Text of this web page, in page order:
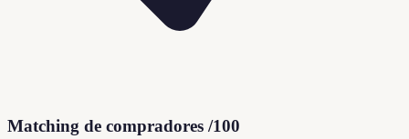
Matching de compradores /100